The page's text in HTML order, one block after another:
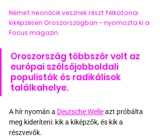
Német neonácik vesznek részt félkatonai
kiképzésen Oroszországban – nyomozta ki a
Focus magazin.
Oroszország többször volt az
európai szélsőjobboldali
populisták és radikálisok
találkahelye.
A hír nyomán a Deutsche Welle azt próbálta
meg kideríteni: kik a kiképzők, és kik a
részvevők.